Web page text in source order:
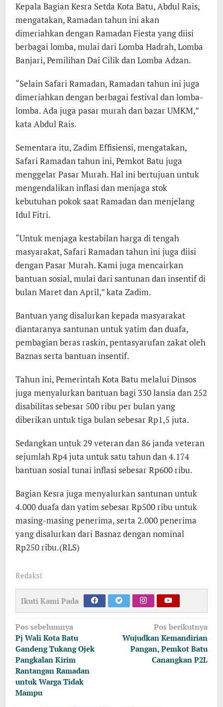
Kepala Bagian Kesra Setda Kota Batu, Abdul Rais,
mengatakan, Ramadan tahun ini akan
dimeriahkan dengan Ramadan Fiesta yang diisi
berbagai lomba, mulai dari Lomba Hadrah, Lomba
Banjari, Pemilihan Dai Cilik dan Lomba Adzan.
“Selain Safari Ramadan, Ramadan tahun ini juga
dimeriahkan dengan berbagai festival dan lomba-
lomba. Ada juga pasar murah dan bazar UMKM,”
kata Abdul Rais.
Sementara itu, Zadim Effisiensi, mengatakan,
Safari Ramadan tahun ini, Pemkot Batu juga
menggelar Pasar Murah. Hal ini bertujuan untuk
mengendalikan inflasi dan menjaga stok
kebutuhan pokok saat Ramadan dan menjelang
Idul Fitri.
“Untuk menjaga kestabilan harga di tengah
masyarakat, Safari Ramadan tahun ini juga diisi
dengan Pasar Murah. Kami juga mencairkan
bantuan sosial, mulai dari santunan dan insentif di
bulan Maret dan April,” kata Zadim.
Bantuan yang disalurkan kepada masyarakat
diantaranya santunan untuk yatim dan duafa,
pembagian beras raskin, pentasyarufan zakat oleh
Baznas serta bantuan insentif.
Tahun ini, Pemerintah Kota Batu melalui Dinsos
juga menyalurkan bantuan bagi 330 lansia dan 252
disabilitas sebesar 500 ribu per bulan yang
diberikan untuk tiga bulan sebesar Rp1,5 juta.
Sedangkan untuk 29 veteran dan 86 janda veteran
sejumlah Rp4 juta untuk satu tahun dan 4.174
bantuan sosial tunai inflasi sebesar Rp600 ribu.
Bagian Kesra juga menyalurkan santunan untuk
4.000 duafa dan yatim sebesar Rp500 ribu untuk
masing-masing penerima, serta 2.000 penerima
yang disalurkan dari Basnaz dengan nominal
Rp250 ribu.(RLS)
Redaksi
Ikuti Kami Pada
Navigasi
pos
Pos sebelumnya
Pj Wali Kota Batu
Gandeng Tukang Ojek
Pangkalan Kirim
Rantangan Ramadan
untuk Warga Tidak
Mampu
Pos berikutnya
Wujudkan Kemandirian
Pangan, Pemkot Batu
Canangkan P2L